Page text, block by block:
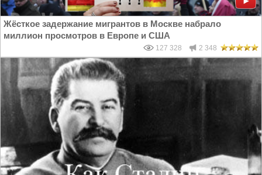
Жёсткое задержание мигрантов в Москве набрало
миллион просмотров в Европе и США
127 328 2 348